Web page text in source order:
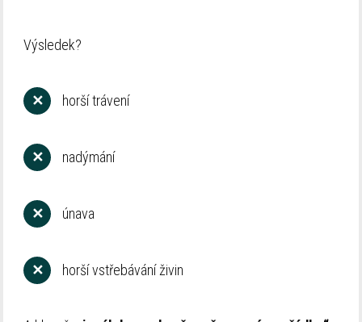
Výsledek?
✕ horší trávení
✕ nadýmání
✕ únava
✕ horší vstřebávání živin